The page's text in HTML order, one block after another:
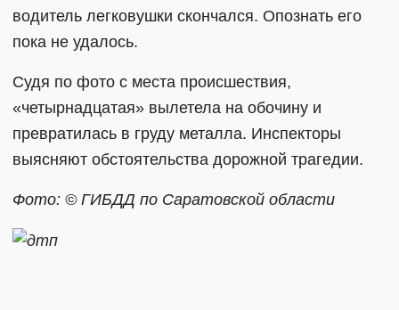
водитель легковушки скончался. Опознать его
пока не удалось.
Судя по фото с места происшествия,
«четырнадцатая» вылетела на обочину и
превратилась в груду металла. Инспекторы
выясняют обстоятельства дорожной трагедии.
Фото: © ГИБДД по Саратовской области